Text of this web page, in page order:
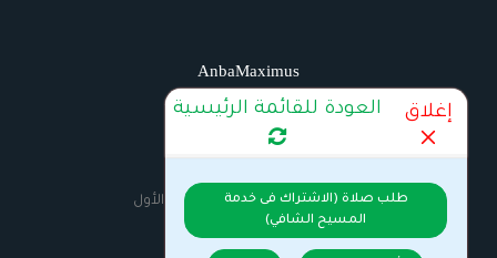
AnbaMaximus
اتصل بنا
الراديو
السيرة الذاتية للانبا مكسيموس الأول
إغلاق العودة للقائمة الرئيسية
طلب صلاة (الاشتراك فى خدمة
المسيح الشافي)